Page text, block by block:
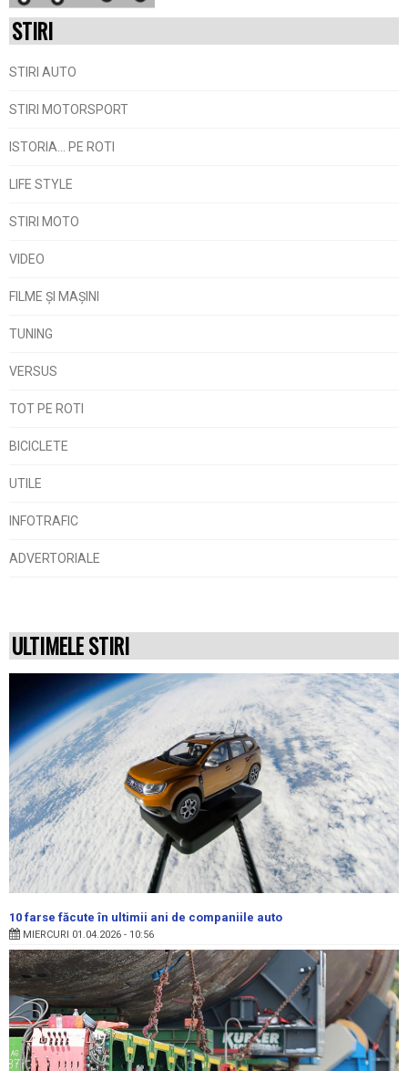
STIRI
STIRI AUTO
STIRI MOTORSPORT
ISTORIA... PE ROTI
LIFE STYLE
STIRI MOTO
VIDEO
FILME ŞI MAŞINI
TUNING
VERSUS
TOT PE ROTI
BICICLETE
UTILE
INFOTRAFIC
ADVERTORIALE
ULTIMELE STIRI
10 farse făcute în ultimii ani de companiile auto
MIERCURI 01.04.2026 - 10:56